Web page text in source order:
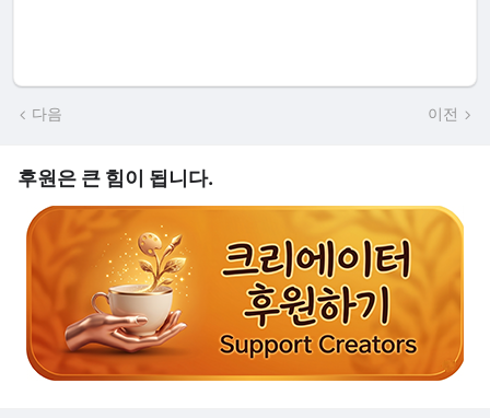
다음 이전
후원은 큰 힘이 됩니다.